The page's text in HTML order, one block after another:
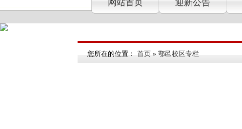
网站首页 迎新公告
您所在的位置： 首页 » 鄠邑校区专栏